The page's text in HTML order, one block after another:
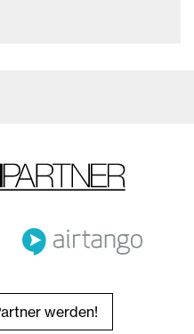
werden!